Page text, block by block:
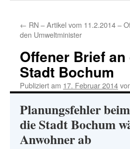
← RN – Artikel vom 11.2.2014 –
den Umweltminister
Offener Brief
Stadt Bochum
Publiziert am 17. Februar 2014
Planungsfehler
die Stadt Bochum
Anwohner ab